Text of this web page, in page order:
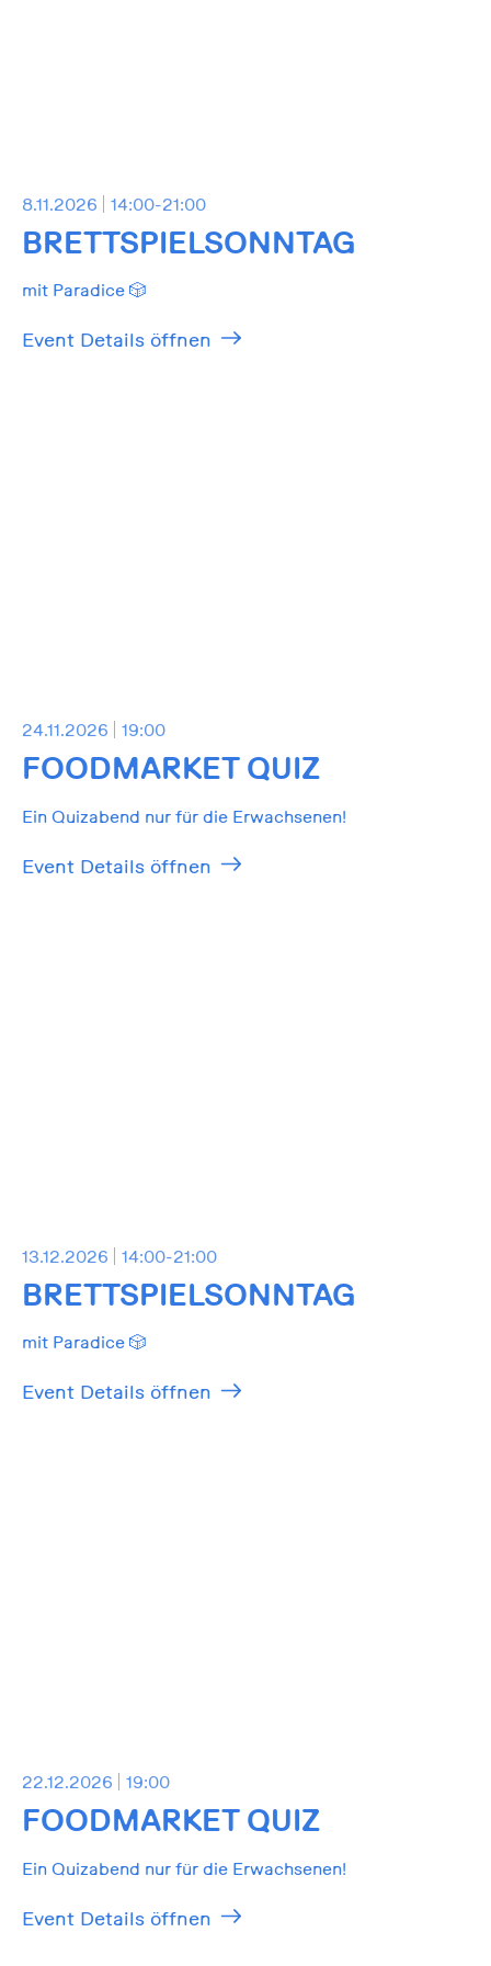
8.11.2026 14:00-21:00
BRETTSPIELSONNTAG
mit Paradice 🎲
Event Details öffnen
24.11.2026 19:00
FOODMARKET QUIZ
Ein Quizabend nur für die Erwachsenen!
Event Details öffnen
13.12.2026 14:00-21:00
BRETTSPIELSONNTAG
mit Paradice 🎲
Event Details öffnen
22.12.2026 19:00
FOODMARKET QUIZ
Ein Quizabend nur für die Erwachsenen!
Event Details öffnen